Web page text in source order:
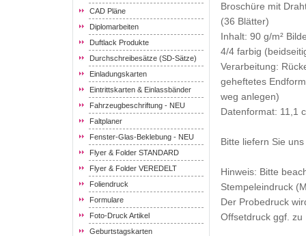
CAD Pläne
Diplomarbeiten
Duftlack Produkte
Durchschreibesätze (SD-Sätze)
Einladungskarten
Eintrittskarten & Einlassbänder
Fahrzeugbeschriftung - NEU
Faltplaner
Fenster-Glas-Beklebung - NEU
Flyer & Folder STANDARD
Flyer & Folder VEREDELT
Foliendruck
Formulare
Foto-Druck Artikel
Geburtstagskarten
Broschüre mit
(36 Blätter)
Inhalt: 90 g/m²
4/4 farbig
Verarbeitung:
geheftetes
weg anlegen)
Datenformat: 11,1
Bitte liefern Sie
Hinweis: Bitte
Stempeleindruck
Der Probedruck
Offsetdruck ggf.